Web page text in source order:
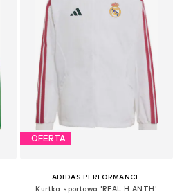
OFERTA
ADIDAS PERFORMANCE
Kurtka sportowa 'REAL H ANTH'